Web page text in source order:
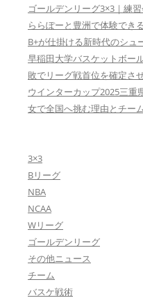
ゴールデンリーグ3×3｜練
ららぽーと豊洲で体験でき
B+が仕掛ける新時代のシュ
早稲田大学バスケットボー
敗でリーグ戦首位を確定さ
ウインターカップ2025三重
女で全国へ挑む理由とチー
3×3
Bリーグ
NBA
NCAA
Wリーグ
ゴールデンリーグ
その他ニュース
チーム
バスケ戦術